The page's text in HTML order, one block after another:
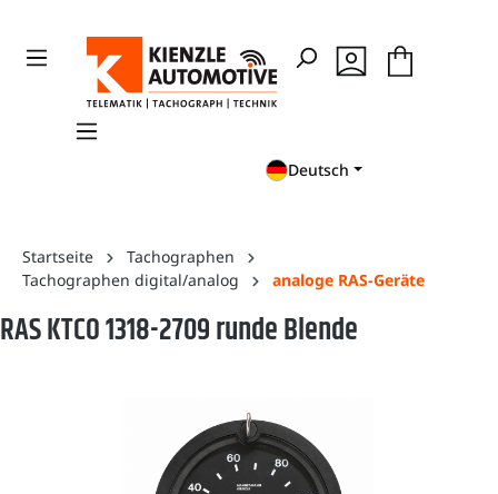
Deutsch
Startseite
Tachographen
Tachographen digital/analog
analoge RAS-Geräte
RAS KTCO 1318-2709 runde Blende